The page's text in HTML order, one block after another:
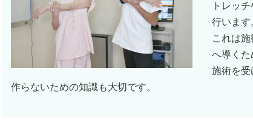
トレッ
行います
これは
へ導くた
施術を受
作らないための知識も大切です。